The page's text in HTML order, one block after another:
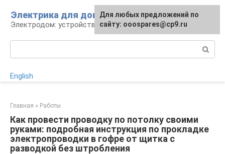
контенту
Электрика для дома
Электродом: устройства, кабели, ремонт
English
Главная » Работы
Как провести проводку по потолку своими
руками: подробная инструкция по прокладке
электропроводки в гофре от щитка с
разводкой без штробления
Для любых предложений по
сайту: ooospares@cp9.ru